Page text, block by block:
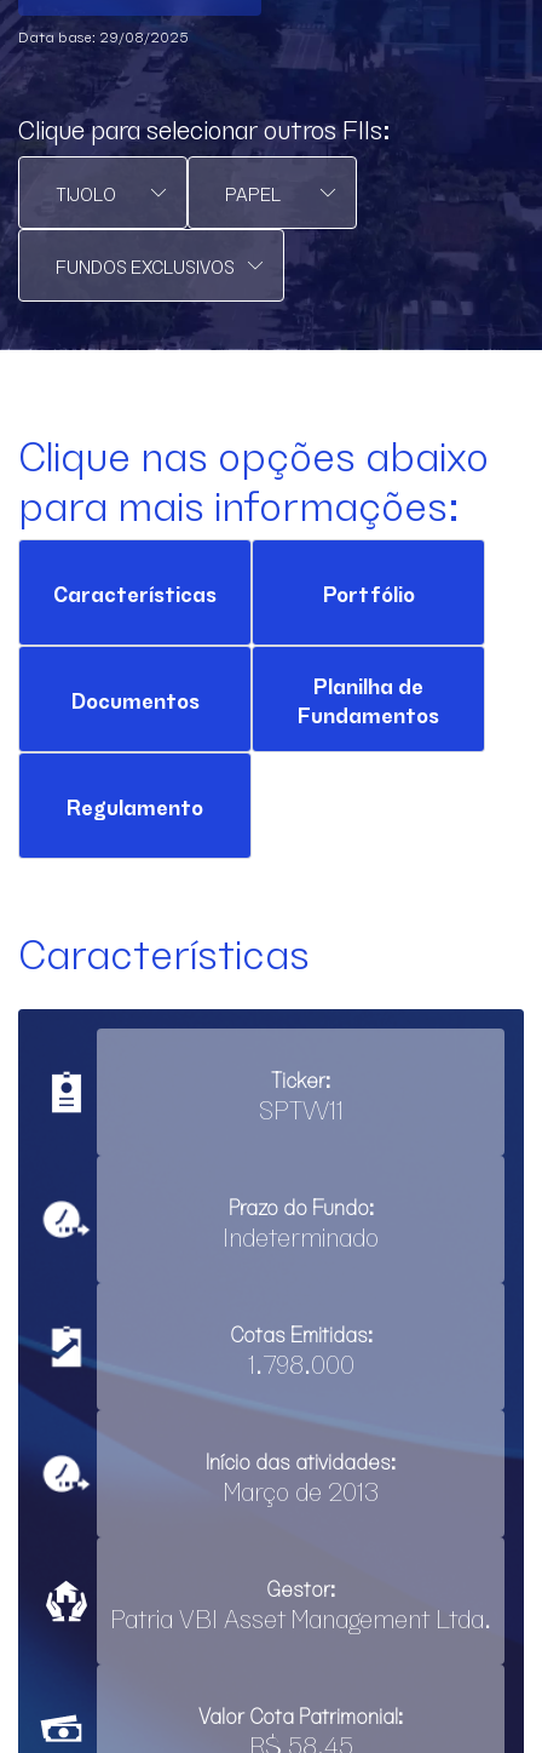
Data base: 29/08/2025
Clique para selecionar outros FIIs:
Clique nas opções abaixo
para mais informações:
Características Portfólio
Documentos
Planilha de
Fundamentos
Regulamento
Características
Ticker:
SPTW11
Prazo do Fundo:
Indeterminado
Cotas Emitidas:
1.798.000
Início das atividades:
Março de 2013
Gestor:
Patria VBI Asset Management Ltda.
Valor Cota Patrimonial:
R$ 58,45